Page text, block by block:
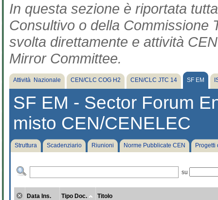
In questa sezione è riportata
Consultivo o della Commissione
svolta direttamente e attività
Mirror Committee.
Attività Nazionale CEN/CLC COG H2 CEN/CLC JTC 14 SF EM
SF EM - Sector Forum
misto CEN/CENELEC
Struttura Scadenziario Riunioni Norme Pubblicate CEN Progetti
su
Data Ins. Tipo Doc. Titolo